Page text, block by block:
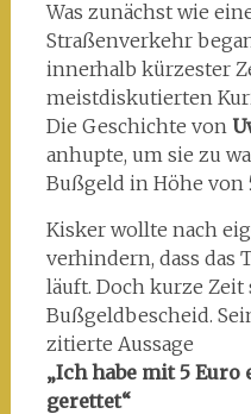
Was zunächst wie
Straßenverkehr
innerhalb kürzester
meistdiskutierten
Die Geschichte von
anhupte, um sie zu
Bußgeld in Höhe von
Kisker wollte nach
verhindern, dass das
läuft. Doch kurze
Bußgeldbescheid.
zitierte Aussage
„Ich habe mit 5 Euro
gerettet“